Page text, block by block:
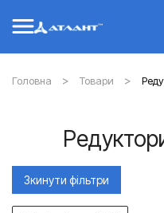
Головна Товари
Зкинути фільтри